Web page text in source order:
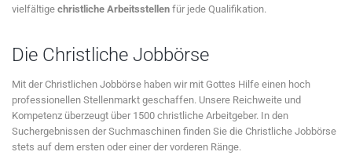
vielfältige christliche Arbeitsstellen für jede Qualifikation.
Die Christliche Jobbörse
Mit der Christlichen Jobbörse haben wir mit Gottes Hilfe einen hoch
professionellen Stellenmarkt geschaffen. Unsere Reichweite und
Kompetenz überzeugt über 1500 christliche Arbeitgeber. In den
Suchergebnissen der Suchmaschinen finden Sie die Christliche Jobbörse
stets auf dem ersten oder einer der vorderen Ränge.